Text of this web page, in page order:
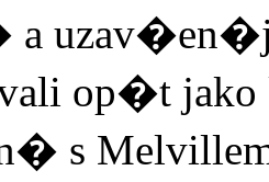
op�t jako
s